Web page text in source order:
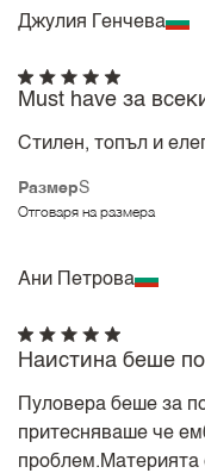
Джулия Генчева
РазмерS
Отговаря на размера
Must have за
Стилен, топъл и
Ани Петрова
Наистина беше
Пуловера беше за
притесняваше че
проблем.Материята